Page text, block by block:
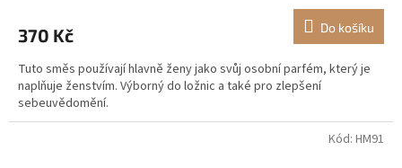
je
z
5
hvězdiček.
370 Kč Do košíku
Tuto směs používají hlavně ženy jako svůj osobní parfém, který je
naplňuje ženstvím. Výborný do ložnic a také pro zlepšení
sebeuvědomění.
Kód: HM91